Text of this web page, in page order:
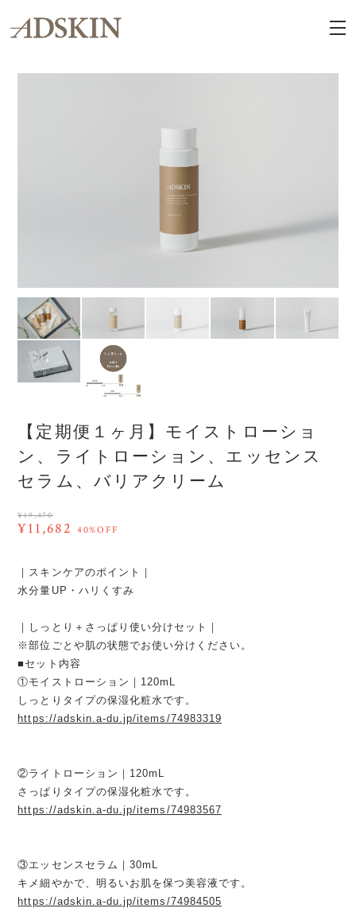
【定期便１ヶ月】モイストローショ
ン、ライトローション、エッセンス
セラム、バリアクリーム
¥19,470
¥11,682 40%OFF
｜スキンケアのポイント｜
水分量UP・ハリくすみ
｜しっとり＋さっぱり使い分けセット｜
※部位ごとや肌の状態でお使い分けください。
■セット内容
①モイストローション｜120mL
しっとりタイプの保湿化粧水です。
https://adskin.a-du.jp/items/74983319
②ライトローション｜120mL
さっぱりタイプの保湿化粧水です。
https://adskin.a-du.jp/items/74983567
③エッセンスセラム｜30mL
キメ細やかで、明るいお肌を保つ美容液です。
https://adskin.a-du.jp/items/74984505